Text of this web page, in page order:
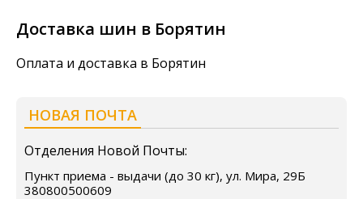
Доставка шин в Борятин
Оплата и доставка в Борятин
НОВАЯ ПОЧТА
Отделения Новой Почты:
Пункт приема - выдачи (до 30 кг), ул. Мира, 29Б
380800500609